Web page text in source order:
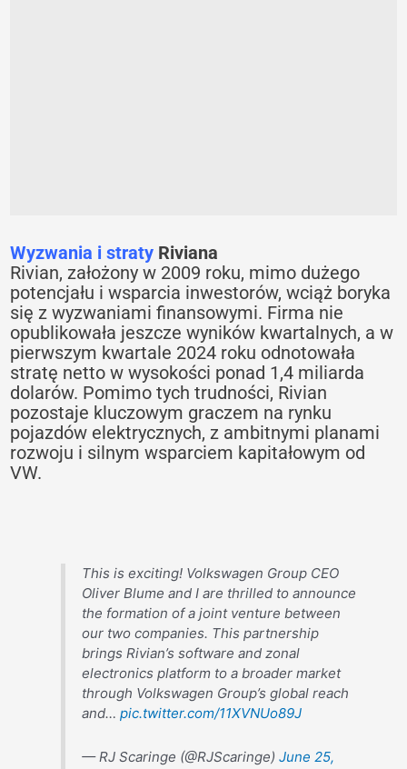
Wyzwania i straty Riviana
Rivian, założony w 2009 roku, mimo dużego
potencjału i wsparcia inwestorów, wciąż boryka
się z wyzwaniami finansowymi. Firma nie
opublikowała jeszcze wyników kwartalnych, a w
pierwszym kwartale 2024 roku odnotowała
stratę netto w wysokości ponad 1,4 miliarda
dolarów. Pomimo tych trudności, Rivian
pozostaje kluczowym graczem na rynku
pojazdów elektrycznych, z ambitnymi planami
rozwoju i silnym wsparciem kapitałowym od
VW.
This is exciting! Volkswagen Group CEO
Oliver Blume and I are thrilled to announce
the formation of a joint venture between
our two companies. This partnership
brings Rivian’s software and zonal
electronics platform to a broader market
through Volkswagen Group’s global reach
and… pic.twitter.com/11XVNUo89J
— RJ Scaringe (@RJScaringe) June 25,